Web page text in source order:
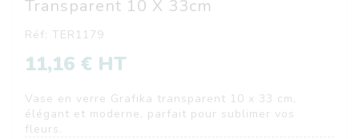
Transparent 10 X 33cm
Réf: TER1179
11,16 € HT
Vase en verre Grafika transparent 10 x 33 cm,
élégant et moderne, parfait pour sublimer vos
fleurs.